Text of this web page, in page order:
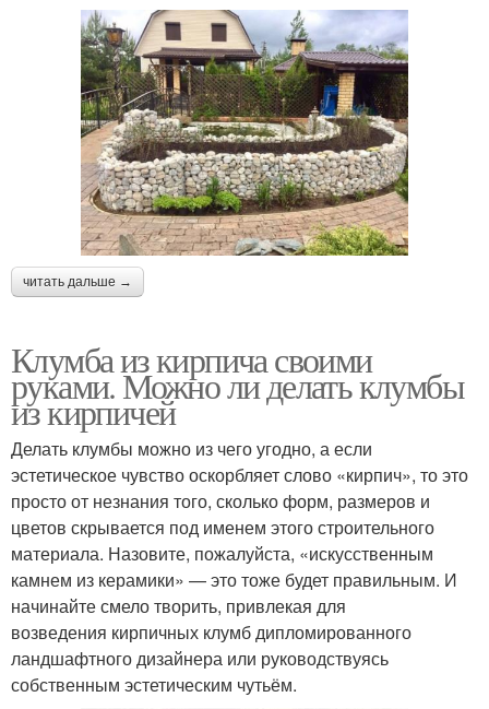
читать дальше →
Клумба из кирпича своими
руками. Можно ли делать клумбы
из кирпичей
Делать клумбы можно из чего угодно, а если
эстетическое чувство оскорбляет слово «кирпич», то это
просто от незнания того, сколько форм, размеров и
цветов скрывается под именем этого строительного
материала. Назовите, пожалуйста, «искусственным
камнем из керамики» — это тоже будет правильным. И
начинайте смело творить, привлекая для
возведения кирпичных клумб дипломированного
ландшафтного дизайнера или руководствуясь
собственным эстетическим чутьём.